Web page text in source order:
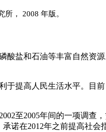
， 2008 年版。
酸盐和石油等丰富自然资
于提高人民生活水平。目
至2005年间的一项调查
诺在2012年之前提高社